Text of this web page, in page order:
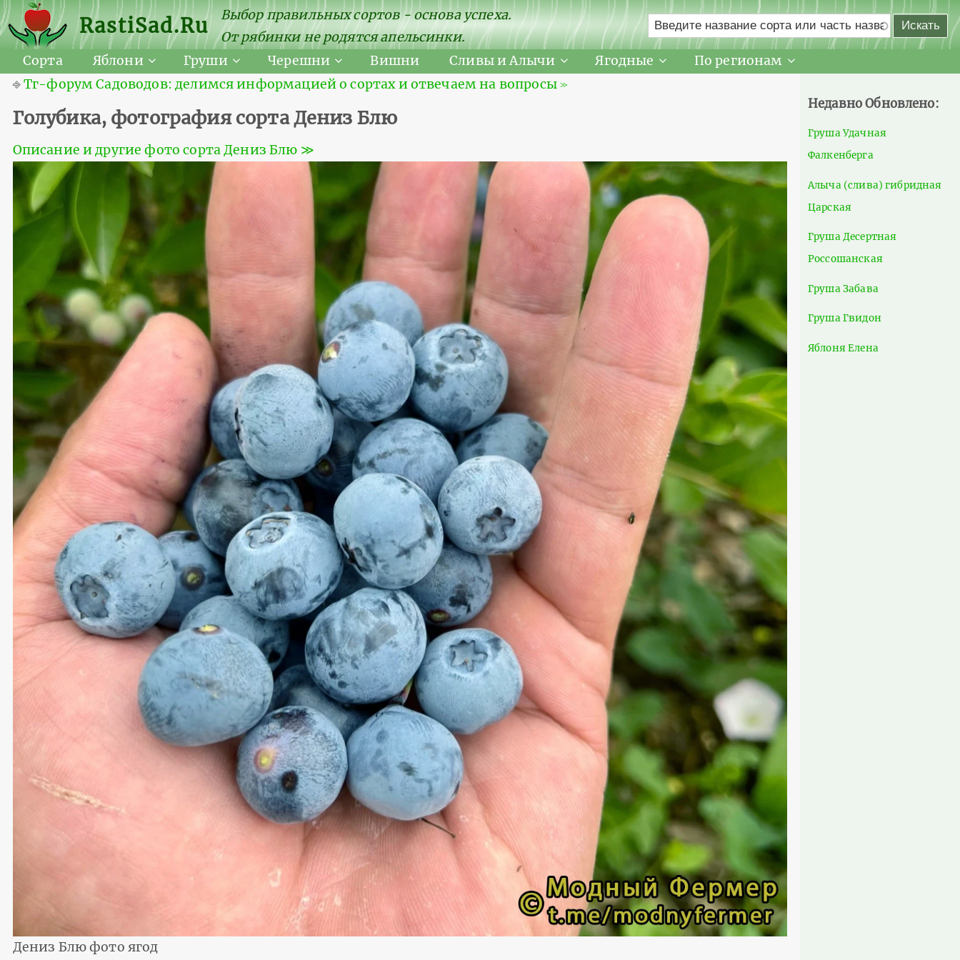
RastiSad.Ru
Выбор правильных сортов - основа успеха.
От рябинки не родятся апельсинки.
Сорта
Яблони Груши Черешни Вишни Сливы и Алычи Ягодные
По регионам
⎆Тг-форум Садоводов: делимся информацией о сортах и отвечаем на вопросы ≫
Голубика, фотография сорта Дениз Блю
Описание и другие фото сорта Дениз Блю ≫
Дениз Блю фото ягод
Недавно Обновлено:
Груша Удачная
Фалкенберга
Алыча (слива) гибридная
Царская
Груша Десертная
Россошанская
Груша Забава
Груша Гвидон
Яблоня Елена